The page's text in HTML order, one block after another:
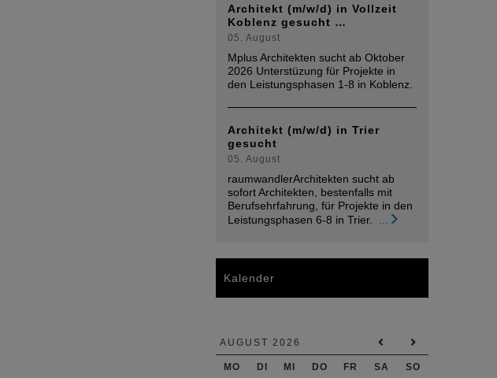
Architekt (m/w/d) in Vollzeit
Koblenz gesucht …
05. August
Mplus Architekten sucht ab Oktober
2026 Unterstüzung für Projekte in
den Leistungsphasen 1-8 in Koblenz.
Architekt (m/w/d) in Trier
gesucht
05. August
raumwandlerArchitekten sucht ab
sofort Architekten, bestenfalls mit
Berufsehrfahrung, für Projekte in den
Leistungsphasen 6-8 in Trier.
Kalender
AUGUST 2026
MO DI MI DO FR SA SO